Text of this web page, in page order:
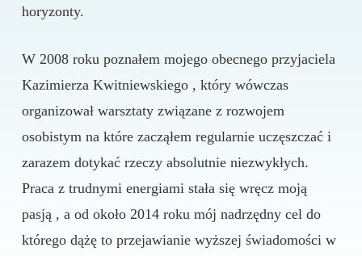
horyzonty.
W 2008 roku poznałem mojego obecnego przyjaciela
Kazimierza Kwitniewskiego , który wówczas
organizował warsztaty związane z rozwojem
osobistym na które zacząłem regularnie uczęszczać i
zarazem dotykać rzeczy absolutnie niezwykłych.
Praca z trudnymi energiami stała się wręcz moją
pasją , a od około 2014 roku mój nadrzędny cel do
którego dążę to przejawianie wyższej świadomości w